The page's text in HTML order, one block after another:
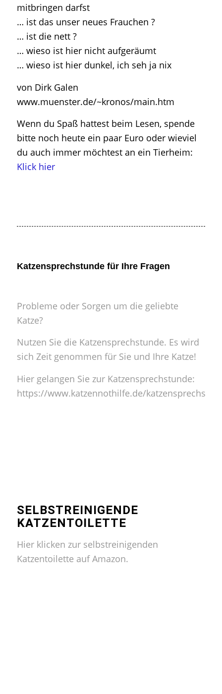
mitbringen darfst
… ist das unser neues Frauchen ?
… ist die nett ?
… wieso ist hier nicht aufgeräumt
… wieso ist hier dunkel, ich seh ja nix
von Dirk Galen
www.muenster.de/~kronos/main.htm
Wenn du Spaß hattest beim Lesen, spende
bitte noch heute ein paar Euro oder wieviel
du auch immer möchtest an ein Tierheim:
Klick hier
Katzensprechstunde für Ihre Fragen
Probleme oder Sorgen um die geliebte
Katze?
Nutzen Sie die Katzensprechstunde. Es wird
sich Zeit genommen für Sie und Ihre Katze!
Hier gelangen Sie zur Katzensprechstunde:
https://www.katzennothilfe.de/
SELBSTREINIGENDE
KATZENTOILETTE
Hier klicken zur selbstreinigenden
Katzentoilette auf Amazon.